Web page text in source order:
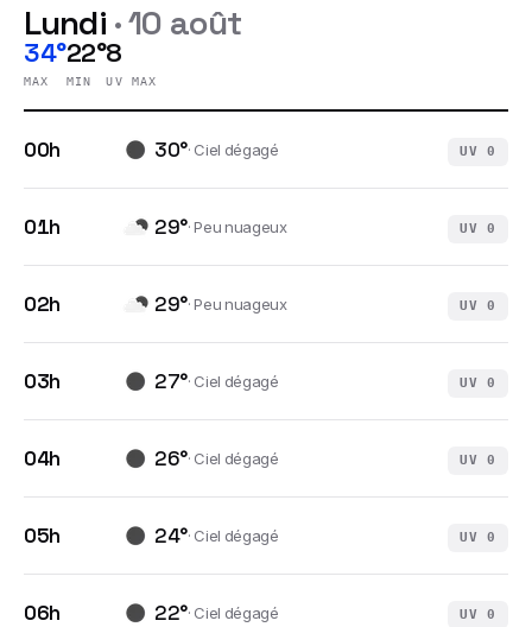
Lundi ·10 août
34°
MAX
22°
MIN
8
UV MAX
00h 30°· Ciel dégagé UV0
01h 29°·Peu nuageux UV0
02h 29°·Peu nuageux UV0
03h 27°· Ciel dégagé UV0
04h 26°· Ciel dégagé UV0
05h 24°· Ciel dégagé UV0
06h 22°· Ciel dégagé UV0